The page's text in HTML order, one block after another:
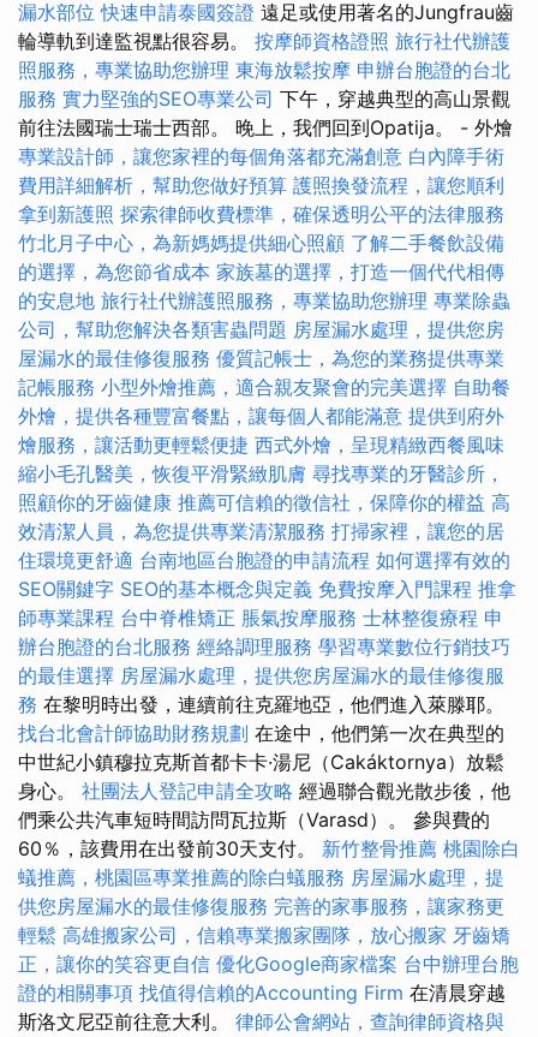
漏水部位 快速申請泰國簽證 遠足或使用著名的Jungfrau齒
輪導軌到達監視點很容易。 按摩師資格證照 旅行社代辦護
照服務，專業協助您辦理 東海放鬆按摩 申辦台胞證的台北
服務 實力堅強的SEO專業公司 下午，穿越典型的高山景觀
前往法國瑞士瑞士西部。 晚上，我們回到Opatija。 - 外燴
專業設計師，讓您家裡的每個角落都充滿創意 白內障手術
費用詳細解析，幫助您做好預算 護照換發流程，讓您順利
拿到新護照 探索律師收費標準，確保透明公平的法律服務
竹北月子中心，為新媽媽提供細心照顧 了解二手餐飲設備
的選擇，為您節省成本 家族墓的選擇，打造一個代代相傳
的安息地 旅行社代辦護照服務，專業協助您辦理 專業除蟲
公司，幫助您解決各類害蟲問題 房屋漏水處理，提供您房
屋漏水的最佳修復服務 優質記帳士，為您的業務提供專業
記帳服務 小型外燴推薦，適合親友聚會的完美選擇 自助餐
外燴，提供各種豐富餐點，讓每個人都能滿意 提供到府外
燴服務，讓活動更輕鬆便捷 西式外燴，呈現精緻西餐風味
縮小毛孔醫美，恢復平滑緊緻肌膚 尋找專業的牙醫診所，
照顧你的牙齒健康 推薦可信賴的徵信社，保障你的權益 高
效清潔人員，為您提供專業清潔服務 打掃家裡，讓您的居
住環境更舒適 台南地區台胞證的申請流程 如何選擇有效的
SEO關鍵字 SEO的基本概念與定義 免費按摩入門課程 推拿
師專業課程 台中脊椎矯正 脹氣按摩服務 士林整復療程 申
辦台胞證的台北服務 經絡調理服務 學習專業數位行銷技巧
的最佳選擇 房屋漏水處理，提供您房屋漏水的最佳修復服
務 在黎明時出發，連續前往克羅地亞，他們進入萊滕耶。
找台北會計師協助財務規劃 在途中，他們第一次在典型的
中世紀小鎮穆拉克斯首都卡卡·湯尼（Cakáktornya）放鬆
身心。 社團法人登記申請全攻略 經過聯合觀光散步後，他
們乘公共汽車短時間訪問瓦拉斯（Varasd）。 參與費的
60％，該費用在出發前30天支付。 新竹整骨推薦 桃園除白
蟻推薦，桃園區專業推薦的除白蟻服務 房屋漏水處理，提
供您房屋漏水的最佳修復服務 完善的家事服務，讓家務更
輕鬆 高雄搬家公司，信賴專業搬家團隊，放心搬家 牙齒矯
正，讓你的笑容更自信 優化Google商家檔案 台中辦理台胞
證的相關事項 找值得信賴的Accounting Firm 在清晨穿越
斯洛文尼亞前往意大利。 律師公會網站，查詢律師資格與